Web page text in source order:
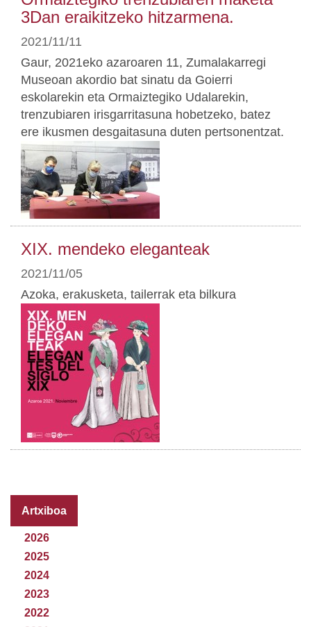
3Dan eraikitzeko hitzarmena.
2021/11/11
Gaur, 2021eko azaroaren 11, Zumalakarregi
Museoan akordio bat sinatu da Goierri
eskolarekin eta Ormaiztegiko Udalarekin,
trenzubiaren irisgarritasuna hobetzeko, batez
ere ikusmen desgaitasuna duten pertsonentzat.
XIX. mendeko eleganteak
2021/11/05
Azoka, erakusketa, tailerrak eta bilkura
Artxiboa
2026
2025
2024
2023
2022